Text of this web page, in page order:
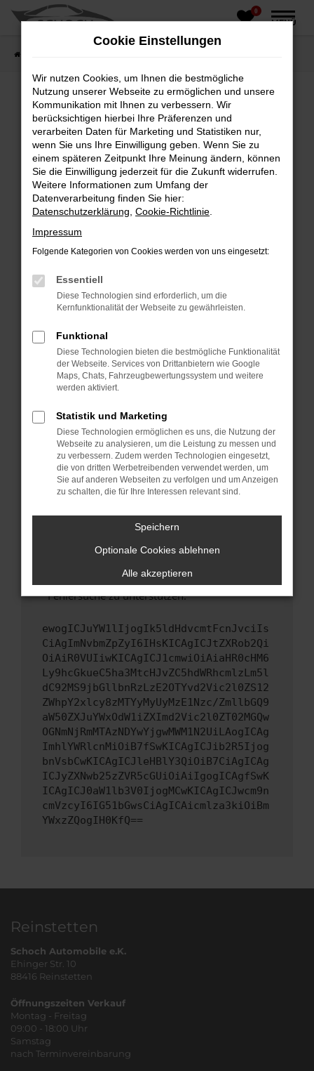
Zum
0
MENÜ
Fehler: Network Error
Beim Laden ist ein Fehler aufgetreten.
Hier sind ein paar Tipps, die dir helfen können:
Überprüfe deine Firewall und deine
Internetverbindung.
Laden andere Webseiten, zum Beispiel deine
Suchmaschine?
Prüfe deine Browsererweiterungen.
können das Laden bestimmter Seiten
verhindern. Funktioniert die Seite in einem
Fenster?
Starte dein Gerät neu.
Das kann manchmal helfen, vorübergehende
Probleme zu beheben.
Betriebssystem auf dem neuesten Stand
sind.
Veraltete Software birgt nicht nur ein
Sicherheitsrisiko, sondern kann auch dazu
führen, dass bestimmte Funktionen nicht mehr
unterstützt werden.
Wende dich an den Webseitenbetreiber.
Wenn du alle oben genannten Schritte versucht
hast, kontaktiere uns bitte. Wir werden
uns diesen Text schicken, um uns bei der
Fehlersuche zu unterstützen:
ewogICJuYW1lIjogIk5ldHdvcmtFcnJvciIs
CiAgImNvbmZpZyI6IHsKICAgICJtZXRob2Qi
OiAiR0VUIiwKICAgICJ1cmwiOiAiaHR0cHM6
Ly9hcGkueC5ha3MtcHJvZC5hdWRhcmlzLm5l
dC92MS9jbGllbnRzLzE2OTYvd2Vic2l0ZS12
ZWhpY2xlcy8zMTYyMyUyMzE1Nzc/ZmllbGQ9
aW50ZXJuYWxOdW1iZXImd2Vic2l0ZT02MGQw
OGNmNjRmMTAzNDYwYjgwMWM1N2UiLAogICAg
ImhlYWRlcnMiOiB7fSwKICAgICJib2R5Ijog
bnVsbCwKICAgICJleHBlY3QiOiB7CiAgICAg
ICJyZXNwb25zZVR5cGUiOiAiIgogICAgfSwK
ICAgICJ0aW1lb3V0IjogMCwKICAgICJwcm9n
cmVzcyI6IG51bGwsCiAgICAicmlza3kiOiBm
YWxzZQogIH0KfQ==
Reinstetten
Schoch Automobile e.K.
Ehinger Str. 10
88416 Reinstetten
Öffnungszeiten Verkauf
Montag - Freitag
09:00 - 18:00 Uhr
Samstag
nach Terminvereinbarung
Cookie Einstellungen
Wir nutzen Cookies, um Ihnen die bestmögliche
Nutzung unserer Webseite zu ermöglichen und unsere
Kommunikation mit Ihnen zu verbessern. Wir
berücksichtigen hierbei Ihre Präferenzen und
verarbeiten Daten für Marketing und Statistiken nur,
wenn Sie uns Ihre Einwilligung geben. Wenn Sie zu
einem späteren Zeitpunkt Ihre Meinung ändern, können
Sie die Einwilligung jederzeit für die Zukunft widerrufen.
Weitere Informationen zum Umfang der
Datenverarbeitung finden Sie hier:
Datenschutzerklärung Cookie-Richtlinie
Impressum
Folgende Kategorien von Cookies werden von uns eingesetzt:
Essentiell
Diese Technologien sind erforderlich, um die
Kernfunktionalität der Webseite zu gewährleisten.
Funktional
Diese Technologien bieten die bestmögliche Funktionalität
der Webseite. Services von Drittanbietern wie Google
Maps, Chats, Fahrzeugbewertungssystem und weitere
werden aktiviert.
Statistik und Marketing
Diese Technologien ermöglichen es uns, die Nutzung der
Webseite zu analysieren, um die Leistung zu messen und
zu verbessern. Zudem werden Technologien eingesetzt,
die von dritten Werbetreibenden verwendet werden, um
Sie auf anderen Webseiten zu verfolgen und um Anzeigen
zu schalten, die für Ihre Interessen relevant sind.
Speichern
Optionale Cookies ablehnen
Alle akzeptieren